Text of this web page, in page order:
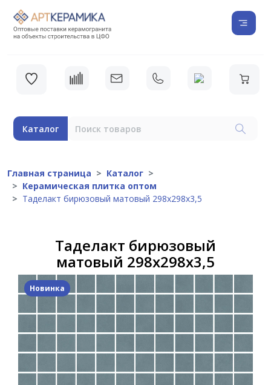
Каталог
Главная страница
Каталог
Керамическая плитка оптом
Таделакт бирюзовый матовый 298x298x3,5
Таделакт бирюзовый
матовый 298x298x3,5
Новинка